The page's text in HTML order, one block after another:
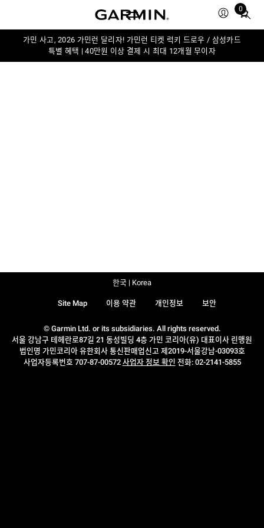
0
Total
in
가민 사고, 2026 가민런 달리자! 가민런 티켓 럭키 드로우 / 삼성카드
특별 혜택 | 40만원 이상 결제 시 최대 12개월 무이자
© Garmin Ltd. or its subsidiaries. All rights reserved.
서울 강남구 테헤란로87길 21 동성빌딩 4층 가민 코리아(유) 대표이사 린맹원
법인명 가민코리아 유한회사 통신판매업신고 제2019-서울강남-03093호
사업자등록번호 707-87-00572 사업자 정보 확인 전화: 02-2141-5855
Site Map 이용 약관 개인정보 보안
한국 | Korea